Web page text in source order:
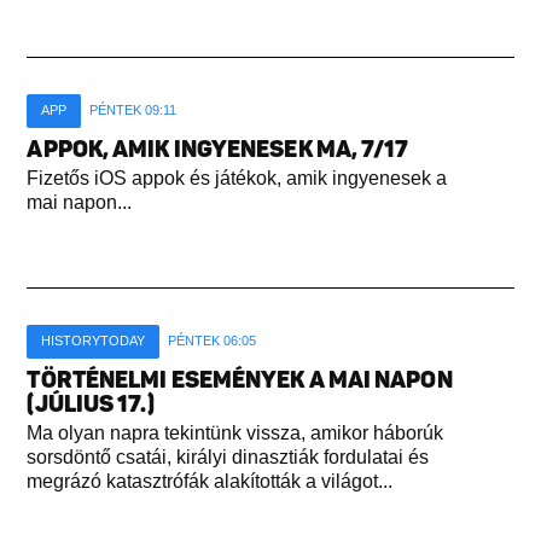
APP PÉNTEK 09:11
APPOK, AMIK INGYENESEK MA, 7/17
Fizetős iOS appok és játékok, amik ingyenesek a
mai napon...
HISTORYTODAY PÉNTEK 06:05
TÖRTÉNELMI ESEMÉNYEK A MAI NAPON
(JÚLIUS 17.)
Ma olyan napra tekintünk vissza, amikor háborúk
sorsdöntő csatái, királyi dinasztiák fordulatai és
megrázó katasztrófák alakították a világot...